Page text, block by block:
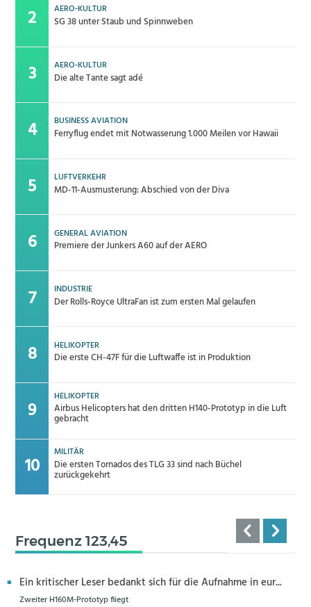
AERO-KULTUR
SG 38 unter Staub und Spinnweben
AERO-KULTUR
Die alte Tante sagt adé
BUSINESS AVIATION
Ferryflug endet mit Notwasserung 1.000 Meilen vor Hawaii
LUFTVERKEHR
MD-11-Ausmusterung: Abschied von der Diva
GENERAL AVIATION
Premiere der Junkers A60 auf der AERO
INDUSTRIE
Der Rolls-Royce UltraFan ist zum ersten Mal gelaufen
HELIKOPTER
Die erste CH-47F für die Luftwaffe ist in Produktion
HELIKOPTER
Airbus Helicopters hat den dritten H140-Prototyp in die Luft
gebracht
MILITÄR
Die ersten Tornados des TLG 33 sind nach Büchel
zurückgekehrt
Frequenz 123,45
Ein kritischer Leser bedankt sich für die Aufnahme in eur...
Zweiter H160M-Prototyp fliegt